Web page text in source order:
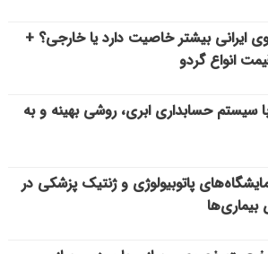
ایرانی بیشتر خاصیت دارد یا خارجی؟ +
انواع گردو
سیستم حسابداری ابری، روشی بهینه و به
پاتوبیولوژی و ژنتیک پزشکی در